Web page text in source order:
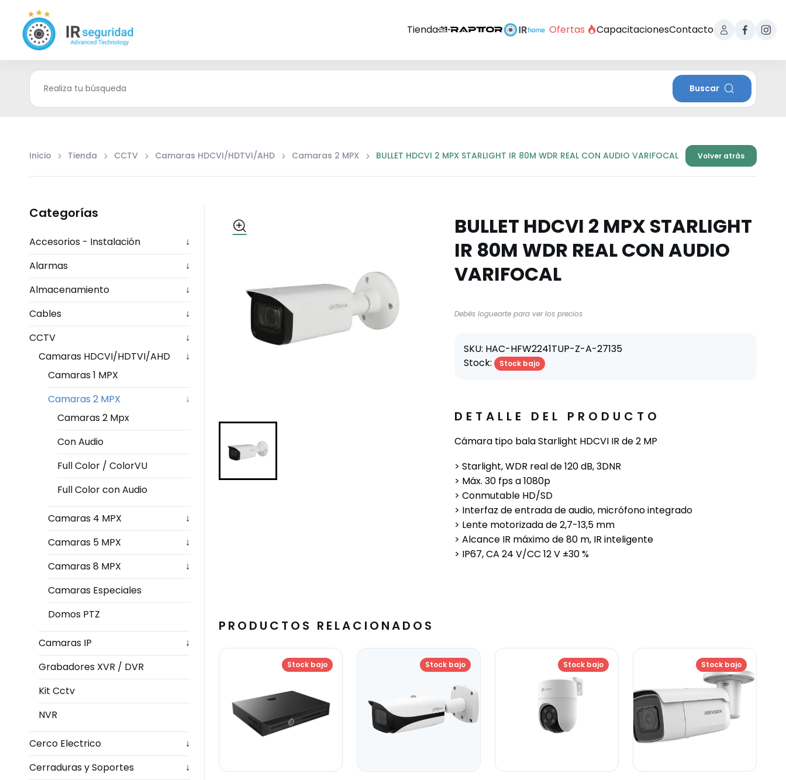
Tienda Ofertas CapacitacionesContacto
Buscar
Inicio Tienda CCTV Camaras HDCVI/HDTVI/AHD Camaras 2 MPX BULLET HDCVI 2 MPX STARLIGHT IR 80M WDR REAL CON AUDIO VARIFOCAL Volver atrás
Categorías
Accesorios - Instalación
↓
Alarmas
↓
Almacenamiento
↓
Cables
↓
CCTV
↓
Camaras HDCVI/HDTVI/AHD
↓
Camaras 1 MPX
Camaras 2 MPX
↓
Camaras 2 Mpx
Con Audio
Full Color / ColorVU
Full Color con Audio
Camaras 4 MPX
↓
Camaras 5 MPX
↓
Camaras 8 MPX
↓
Camaras Especiales
Domos PTZ
Camaras IP
↓
Grabadores XVR / DVR
Kit Cctv
NVR
Cerco Electrico
↓
Cerraduras y Soportes
↓
BULLET HDCVI 2 MPX STARLIGHT
IR 80M WDR REAL CON AUDIO
VARIFOCAL
Debés loguearte para ver los precios
SKU: HAC-HFW2241TUP-Z-A-27135
Stock: Stock bajo
DETALLE DEL PRODUCTO
Cámara tipo bala Starlight HDCVI IR de 2 MP
> Starlight, WDR real de 120 dB, 3DNR
> Máx. 30 fps a 1080p
> Conmutable HD/SD
> Interfaz de entrada de audio, micrófono integrado
> Lente motorizada de 2,7-13,5 mm
> Alcance IR máximo de 80 m, IR inteligente
> IP67, CA 24 V/CC 12 V ±30 %
PRODUCTOS RELACIONADOS
Stock bajo Stock bajo Stock bajo Stock bajo